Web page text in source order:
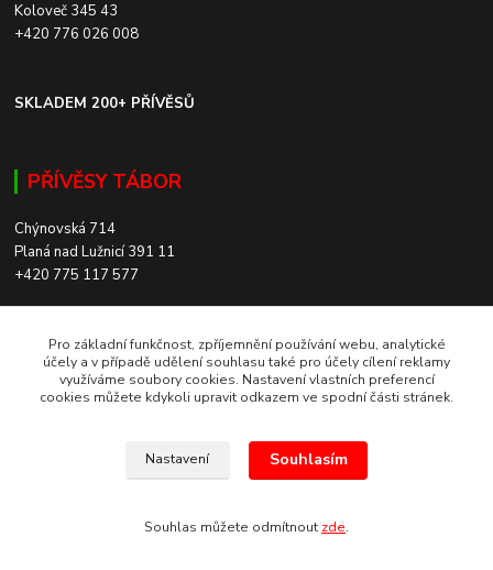
Koloveč 345 43
+420 776 026 008
SKLADEM 200+ PŘÍVĚSŮ
PŘÍVĚSY TÁBOR
Chýnovská 714
Planá nad Lužnicí 391 11
+420 775 117 577
ROZVOZ PO CELÉ ČR
Europrivesy.cz 2021
Pro základní funkčnost, zpříjemnění používání webu, analytické
účely a v případě udělení souhlasu také pro účely cílení reklamy
využíváme soubory cookies. Nastavení vlastních preferencí
cookies můžete kdykoli upravit odkazem ve spodní části stránek.
Nastavení Souhlasím
Souhlas můžete odmítnout zde.